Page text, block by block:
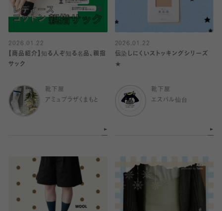
2026.01.22
【商品紹介】知る人ぞ知る名品、親指
サック
靴下屋
アミュプラザくまもと
2026.01.22
伝染しにくいストッキングシリーズ
★
靴下屋
エスパル仙台